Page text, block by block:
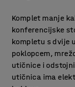
Komplet manje
konferencijske
kompletu s dvije
poklopcem,
utičnice i
utičnica ima